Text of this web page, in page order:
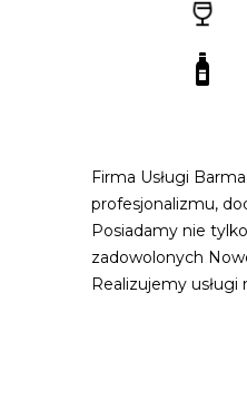
Firma Usługi
profesjonalizmu,
Posiadamy nie
zadowolonych
Realizujemy